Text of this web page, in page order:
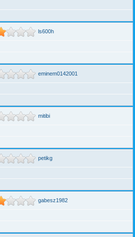
ls600h
eminem0142001
mitibi
petikg
gabesz1982